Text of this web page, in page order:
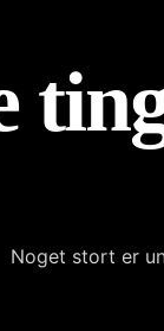
Noget stort er